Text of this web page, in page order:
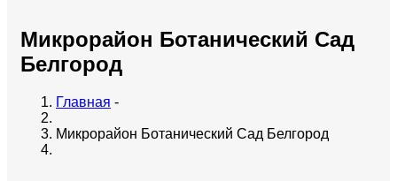
Микрорайон Ботанический Сад
Белгород
Главная -
Микрорайон Ботанический Сад Белгород